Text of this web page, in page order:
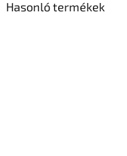
Hasonló termékek